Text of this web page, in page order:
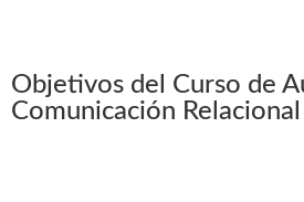
Objetivos del Curso de
Comunicación Relacional